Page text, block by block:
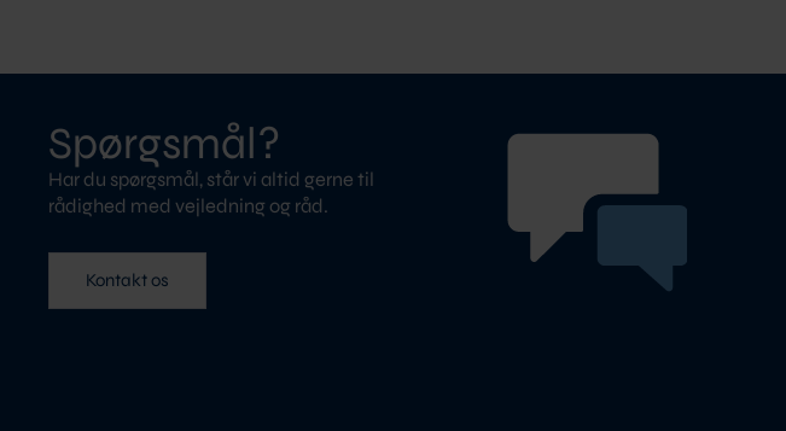
Spørgsmål?
Har du spørgsmål, står vi altid gerne til
rådighed med vejledning og råd.
Kontakt os